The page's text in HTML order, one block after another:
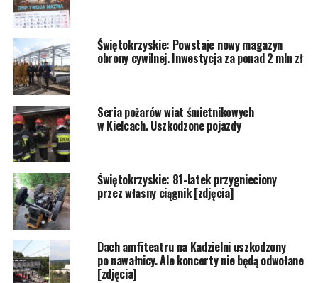
Świętokrzyskie: Powstaje nowy magazyn
obrony cywilnej. Inwestycja za ponad 2 mln zł
Seria pożarów wiat śmietnikowych
w Kielcach. Uszkodzone pojazdy
Świętokrzyskie: 81-latek przygnieciony
przez własny ciągnik [zdjęcia]
Dach amfiteatru na Kadzielni uszkodzony
po nawałnicy. Ale koncerty nie będą odwołane
[zdjęcia]